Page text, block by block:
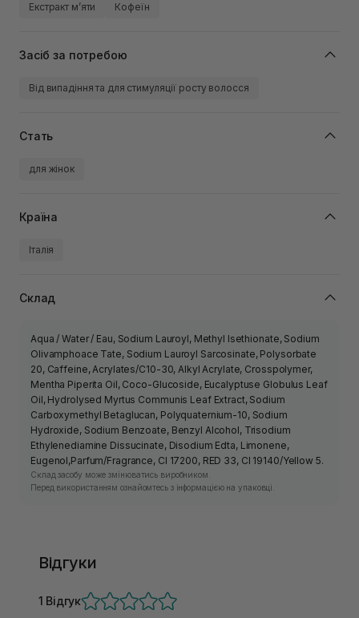
Екстракт м’яти Кофеїн
Засіб за потребою
Від випадіння та для стимуляції росту волосся
Стать
для жінок
Країна
Італія
Склад
Aqua / Water / Eau, Sodium Lauroyl, Methyl Isethionate, Sodium
Olivamphoace Tate, Sodium Lauroyl Sarcosinate, Polysorbate
20, Caffeine, Acrylates/C10-30, Alkyl Acrylate, Crosspolymer,
Mentha Piperita Oil, Coco-Glucoside, Eucalyptuse Globulus Leaf
Oil, Hydrolysed Myrtus Communis Leaf Extract, Sodium
Carboxymethyl Betaglucan, Polyquaternium-10, Sodium
Hydroxide, Sodium Benzoate, Benzyl Alcohol, Trisodium
Ethylenediamine Dissucinate, Disodium Edta, Limonene,
Eugenol,Parfum/Fragrance, CI 17200, RED 33, CI 19140/Yellow 5.
Склад засобу може змінюватись виробником.
Перед використанням ознайомтесь з інформацією на упаковці.
Відгуки
1 Відгук